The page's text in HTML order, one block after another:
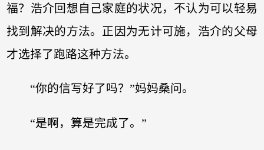
福？浩介回想自己家庭的状况，不认为可以轻易
找到解决的方法。正因为无计可施，浩介的父母
才选择了跑路这种方法。
“你的信写好了吗？”妈妈桑问。
“是啊，算是完成了。”